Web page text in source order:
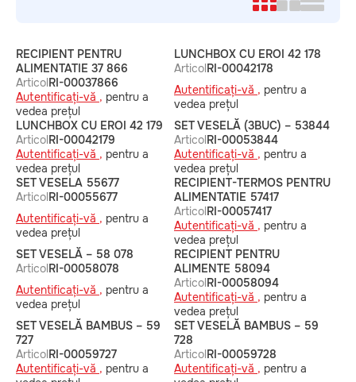
RECIPIENT PENTRU
ALIMENTATIE 37 866
ArticolRI-00037866
Autentificați-vă , pentru a
vedea prețul
LUNCHBOX CU EROI 42 178
ArticolRI-00042178
Autentificați-vă , pentru a
vedea prețul
LUNCHBOX CU EROI 42 179
ArticolRI-00042179
Autentificați-vă , pentru a
vedea prețul
SET VESELĂ (3BUC) – 53844
ArticolRI-00053844
Autentificați-vă , pentru a
vedea prețul
SET VESELA 55677
ArticolRI-00055677
Autentificați-vă , pentru a
vedea prețul
RECIPIENT-TERMOS PENTRU
ALIMENTATIE 57417
ArticolRI-00057417
Autentificați-vă , pentru a
vedea prețul
SET VESELĂ – 58 078
ArticolRI-00058078
Autentificați-vă , pentru a
vedea prețul
RECIPIENT PENTRU
ALIMENTE 58094
ArticolRI-00058094
Autentificați-vă , pentru a
vedea prețul
SET VESELĂ BAMBUS – 59
727
ArticolRI-00059727
Autentificați-vă , pentru a
SET VESELĂ BAMBUS – 59
728
ArticolRI-00059728
Autentificați-vă , pentru a